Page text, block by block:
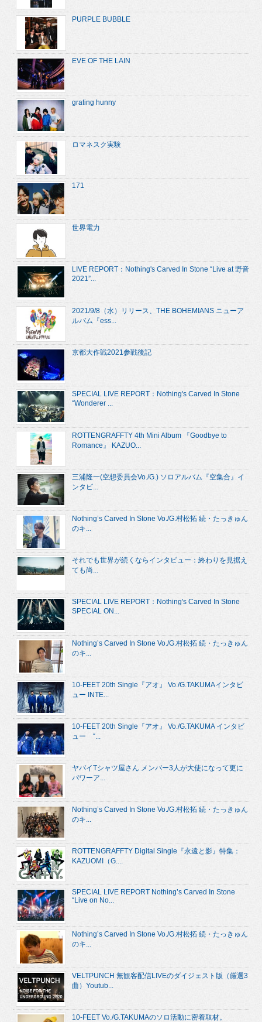
PURPLE BUBBLE
EVE OF THE LAIN
grating hunny
ロマネスク実験
171
世界電力
LIVE REPORT：Nothing's Carved In Stone “Live at 野音
2021”...
2021/9/8（水）リリース、THE BOHEMIANS ニューア
ルバム『ess...
京都大作戦2021参戦後記
SPECIAL LIVE REPORT：Nothing's Carved In Stone
“Wonderer ...
ROTTENGRAFFTY 4th Mini Album 『Goodbye to
Romance』 KAZUO...
三浦隆一(空想委員会Vo./G.) ソロアルバム『空集合』イ
ンタビ...
Nothing’s Carved In Stone Vo./G.村松拓 続・たっきゅん
のキ...
それでも世界が続くならインタビュー：終わりを見据え
ても尚...
SPECIAL LIVE REPORT：Nothing's Carved In Stone
SPECIAL ON...
Nothing’s Carved In Stone Vo./G.村松拓 続・たっきゅん
のキ...
10-FEET 20th Single『アオ』 Vo./G.TAKUMAインタビ
ュー INTE...
10-FEET 20th Single『アオ』 Vo./G.TAKUMA インタビ
ュー “...
ヤバイTシャツ屋さん メンバー3人が大使になって更に
パワーア...
Nothing’s Carved In Stone Vo./G.村松拓 続・たっきゅん
のキ...
ROTTENGRAFFTY Digital Single『永遠と影』特集：
KAZUOMI（G....
SPECIAL LIVE REPORT Nothing’s Carved In Stone
“Live on No...
Nothing’s Carved In Stone Vo./G.村松拓 続・たっきゅん
のキ...
VELTPUNCH 無観客配信LIVEのダイジェスト版（厳選3
曲）Youtub...
10-FEET Vo./G.TAKUMAのソロ活動に密着取材。